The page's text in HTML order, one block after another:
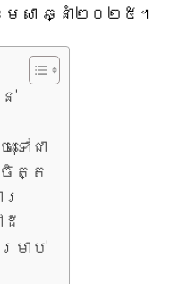
ែមេសា ឆ្នាំ២០២៥។
ន់
ៅ​ជា​
ចិត្ត
រ
ដី
ម្រាប់